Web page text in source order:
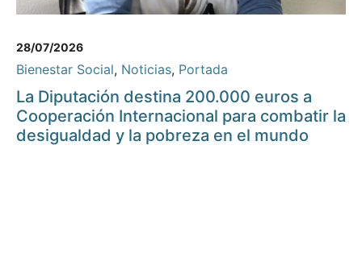
28/07/2026
Bienestar Social, Noticias, Portada
La Diputación destina 200.000 euros a
Cooperación Internacional para combatir la
desigualdad y la pobreza en el mundo